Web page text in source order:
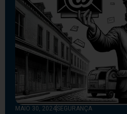
MAIO 30, 2024SEGURANÇA